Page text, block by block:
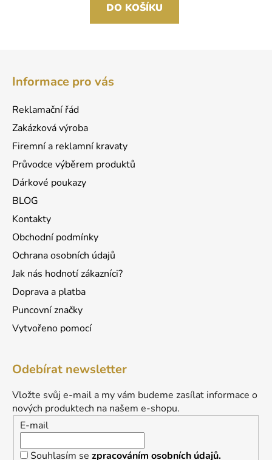
DO KOŠÍKU
Informace pro vás
Reklamační řád
Zakázková výroba
Firemní a reklamní kravaty
Průvodce výběrem produktů
Dárkové poukazy
BLOG
Kontakty
Obchodní podmínky
Ochrana osobních údajů
Jak nás hodnotí zákazníci?
Doprava a platba
Puncovní značky
Vytvořeno pomocí
Odebírat newsletter
Vložte svůj e-mail a my vám budeme zasílat informace o
nových produktech na našem e-shopu.
E-mail
Souhlasím se zpracováním osobních údajů.